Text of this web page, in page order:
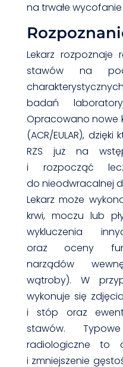
na trwałe
Lekarz rozpoznaje
stawów na
badań
Opracowano nowe
(ACR/EULAR),
RZS już na
i rozpocząć
do nieodwracalnej
Lekarz może
krwi, moczu lub
wykluczenia
oraz oceny
narządów
wątroby). W
wykonuje się
i stóp oraz
stawów.
radiologiczne to
i zmniejszenie